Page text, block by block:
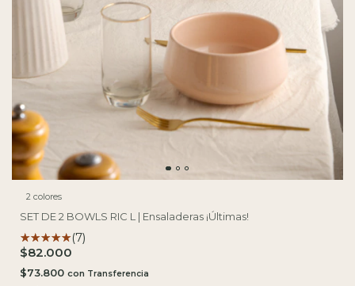
2 colores
SET DE 2 BOWLS RIC L | Ensaladeras ¡Últimas!
(7)
$82.000
$73.800 con